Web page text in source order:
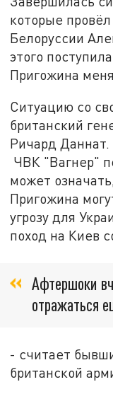
которые
Белоруссии
этого
Пригожина
Ситуацию со
британский
Ричард Даннат.
ЧВК "Вагнер"
может
Пригожина
угрозу для
поход на Киев
Афтершоки
отражаться
- считает
британской